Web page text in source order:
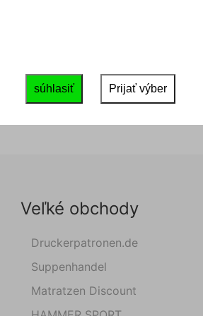
Veľké obchody
Druckerpatronen.de
Suppenhandel
Matratzen Discount
súhlasiť Prijať výber